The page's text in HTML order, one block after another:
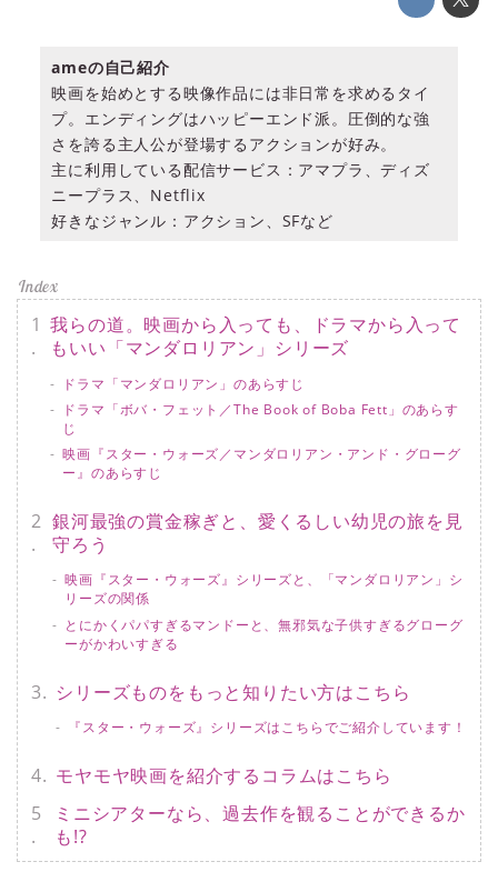
ameの自己紹介
映画を始めとする映像作品には非日常を求めるタイ
プ。エンディングはハッピーエンド派。圧倒的な強
さを誇る主人公が登場するアクションが好み。
主に利用している配信サービス：アマプラ、ディズ
ニープラス、Netflix
好きなジャンル：アクション、SFなど
我らの道。映画から入っても、ドラマから入って
もいい「マンダロリアン」シリーズ
ドラマ「マンダロリアン」のあらすじ
ドラマ「ボバ・フェット／The Book of Boba Fett」のあらす
じ
映画『スター・ウォーズ／マンダロリアン・アンド・グローグ
ー』のあらすじ
銀河最強の賞金稼ぎと、愛くるしい幼児の旅を見
守ろう
映画『スター・ウォーズ』シリーズと、「マンダロリアン」シ
リーズの関係
とにかくパパすぎるマンドーと、無邪気な子供すぎるグローグ
ーがかわいすぎる
シリーズものをもっと知りたい方はこちら
『スター・ウォーズ』シリーズはこちらでご紹介しています！
モヤモヤ映画を紹介するコラムはこちら
ミニシアターなら、過去作を観ることができるか
も!?